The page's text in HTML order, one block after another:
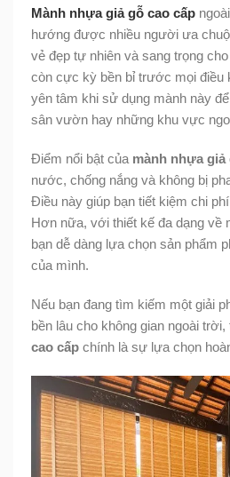
Mành nhựa giả gỗ cao cấp
hướng được nhiều người ưa
vẻ đẹp tự nhiên và sang trọng
còn cực kỳ bền bỉ trước mọi điều
yên tâm khi sử dụng mành này
sân vườn hay những khu vực
Điểm nổi bật của mành nhựa giả
nước, chống nắng và không bị
Điều này giúp bạn tiết kiệm chi
Hơn nữa, với thiết kế đa dạng về
bạn dễ dàng lựa chọn sản phẩm
của mình.
Nếu bạn đang tìm kiếm một giải
bền lâu cho không gian ngoài trời,
cao cấp chính là sự lựa chọn